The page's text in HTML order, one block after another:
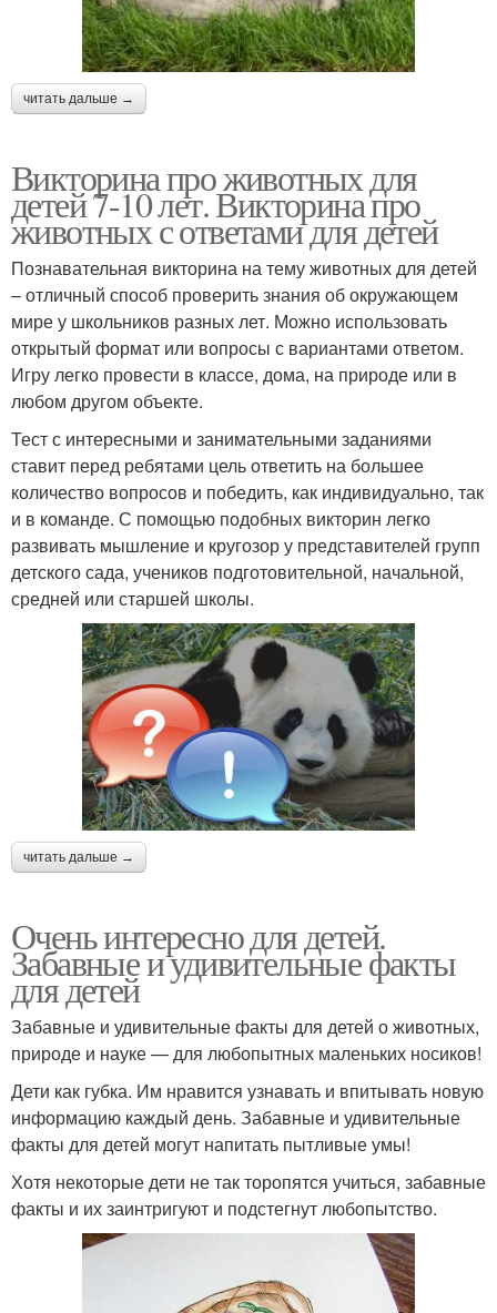
читать дальше →
Викторина про животных для
детей 7-10 лет. Викторина про
животных с ответами для детей
Познавательная викторина на тему животных для детей
– отличный способ проверить знания об окружающем
мире у школьников разных лет. Можно использовать
открытый формат или вопросы с вариантами ответом.
Игру легко провести в классе, дома, на природе или в
любом другом объекте.
Тест с интересными и занимательными заданиями
ставит перед ребятами цель ответить на большее
количество вопросов и победить, как индивидуально, так
и в команде. С помощью подобных викторин легко
развивать мышление и кругозор у представителей групп
детского сада, учеников подготовительной, начальной,
средней или старшей школы.
читать дальше →
Очень интересно для детей.
Забавные и удивительные факты
для детей
Забавные и удивительные факты для детей о животных,
природе и науке — для любопытных маленьких носиков!
Дети как губка. Им нравится узнавать и впитывать новую
информацию каждый день. Забавные и удивительные
факты для детей могут напитать пытливые умы!
Хотя некоторые дети не так торопятся учиться, забавные
факты и их заинтригуют и подстегнут любопытство.